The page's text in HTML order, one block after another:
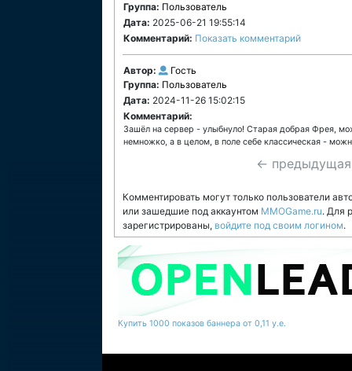
Группа: Пользователь
Дата: 2025-06-21 19:55:14
Комментарий: Показать комментарий
Автор:
Гость
Группа: Пользователь
Дата: 2024-11-26 15:02:15
Комментарий:
Зашёл на сервер - улыбнуло! Старая добрая Фрея,
немножко, а в целом, в поле себе классическая -
← предыдущая
Комментировать могут только пользователи
или зашедшие под аккаунтом MMOGame.ru. Для
зарегистрированы, войдите под своим логином.
Купить 1000 показов баннера от 0,11 у.е.